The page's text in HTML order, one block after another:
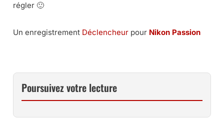
régler 🙂
Un enregistrement Déclencheur pour Nikon Passion
Poursuivez votre lecture